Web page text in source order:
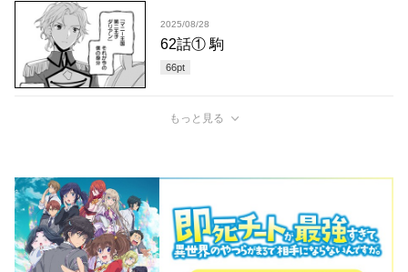
2025/08/28
62話① 駒
66pt
もっと見る